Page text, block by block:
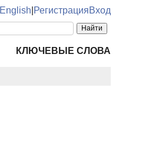
English РегистрацияВход
КЛЮЧЕВЫЕ СЛОВА